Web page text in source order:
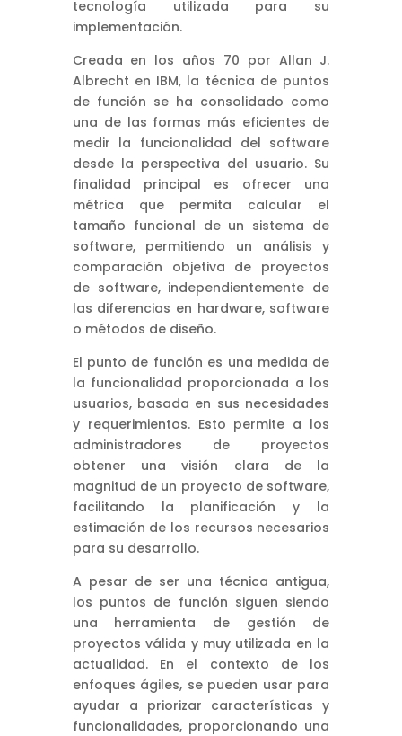
tecnología utilizada para su
implementación.
Creada en los años 70 por Allan J.
Albrecht en IBM, la técnica de puntos
de función se ha consolidado como
una de las formas más eficientes de
medir la funcionalidad del software
desde la perspectiva del usuario. Su
finalidad principal es ofrecer una
métrica que permita calcular el
tamaño funcional de un sistema de
software, permitiendo un análisis y
comparación objetiva de proyectos
de software, independientemente de
las diferencias en hardware, software
o métodos de diseño.
El punto de función es una medida de
la funcionalidad proporcionada a los
usuarios, basada en sus necesidades
y requerimientos. Esto permite a los
administradores de proyectos
obtener una visión clara de la
magnitud de un proyecto de software,
facilitando la planificación y la
estimación de los recursos necesarios
para su desarrollo.
A pesar de ser una técnica antigua,
los puntos de función siguen siendo
una herramienta de gestión de
proyectos válida y muy utilizada en la
actualidad. En el contexto de los
enfoques ágiles, se pueden usar para
ayudar a priorizar características y
funcionalidades, proporcionando una